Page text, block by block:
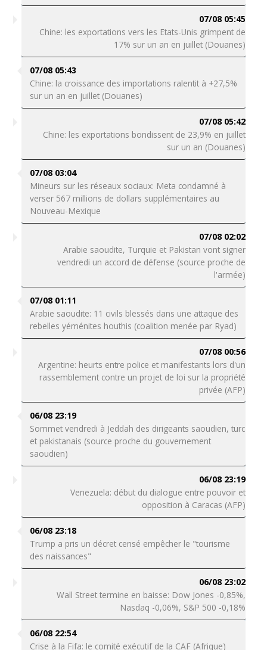
07/08 05:45
Chine: les exportations vers les Etats-Unis grimpent de
17% sur un an en juillet (Douanes)
07/08 05:43
Chine: la croissance des importations ralentit à +27,5%
sur un an en juillet (Douanes)
07/08 05:42
Chine: les exportations bondissent de 23,9% en juillet
sur un an (Douanes)
07/08 03:04
Mineurs sur les réseaux sociaux: Meta condamné à
verser 567 millions de dollars supplémentaires au
Nouveau-Mexique
07/08 02:02
Arabie saoudite, Turquie et Pakistan vont signer
vendredi un accord de défense (source proche de
l'armée)
07/08 01:11
Arabie saoudite: 11 civils blessés dans une attaque des
rebelles yéménites houthis (coalition menée par Ryad)
07/08 00:56
Argentine: heurts entre police et manifestants lors d'un
rassemblement contre un projet de loi sur la propriété
privée (AFP)
06/08 23:19
Sommet vendredi à Jeddah des dirigeants saoudien, turc
et pakistanais (source proche du gouvernement
saoudien)
06/08 23:19
Venezuela: début du dialogue entre pouvoir et
opposition à Caracas (AFP)
06/08 23:18
Trump a pris un décret censé empêcher le "tourisme
des naissances"
06/08 23:02
Wall Street termine en baisse: Dow Jones -0,85%,
Nasdaq -0,06%, S&P 500 -0,18%
06/08 22:54
Crise à la Fifa: le comité exécutif de la CAF (Afrique)